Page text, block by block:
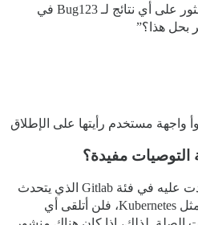
الوكيل لهذا؟” أو “لا يمكنني العثور على أي نتائج لـ Bug123 في
مفيدة؟
حاليًا، إذا قرأت موضوعًا أو رددت عليه في فئة Gitlab الذي يتحدث
عن التكامل مع أدوات أخرى، مثل Kubernetes، فلن أتلقى أي